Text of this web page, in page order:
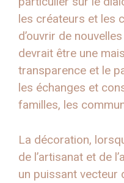
les créateurs et les
d’ouvrir de
devrait être une
transparence et le
les échanges et
familles, les
La décoration,
de l’artisanat et de
un puissant vecteur